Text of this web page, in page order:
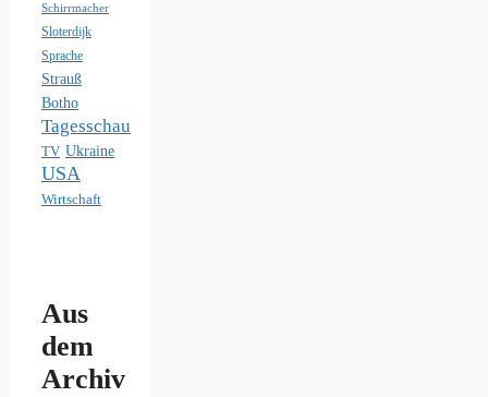
Schirrmacher
Sloterdijk
Sprache
Strauß
Botho
Tagesschau
TV Ukraine
USA
Wirtschaft
Aus
dem
Archiv